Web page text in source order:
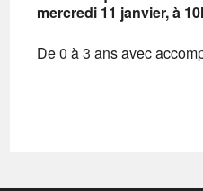
mercredi 11 janvier, à
De 0 à 3 ans avec